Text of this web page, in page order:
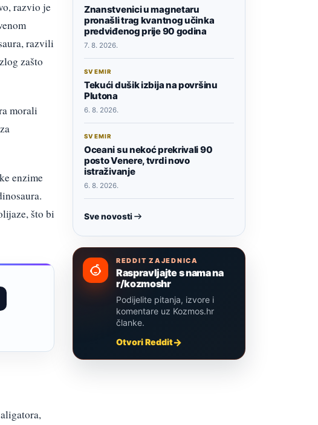
razvio je
razvili
zašto
morali
enzime
što bi
Znanstvenici u magnetaru
pronašli trag kvantnog učinka
predviđenog prije 90 godina
7. 8. 2026.
SVEMIR
Tekući dušik izbija na površinu
Plutona
6. 8. 2026.
SVEMIR
Oceani su nekoć prekrivali 90
posto Venere, tvrdi novo
istraživanje
6. 8. 2026.
Sve novosti
REDDIT ZAJEDNICA
Raspravljajte s nama na
r/kozmoshr
Podijelite pitanja, izvore i
komentare uz Kozmos.hr
članke.
Otvori Reddit